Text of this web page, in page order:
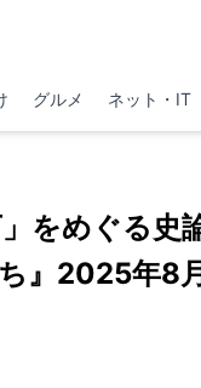
グルメ ネット・IT
をめぐる
』2025年8